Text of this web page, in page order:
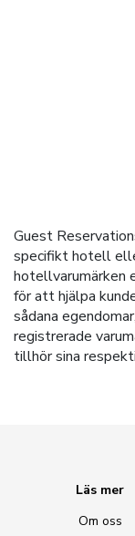
Guest
specifikt hotell
hotellvarumärken
för att hjälpa
sådana
registrerade
tillhör sina
Läs mer
Om oss